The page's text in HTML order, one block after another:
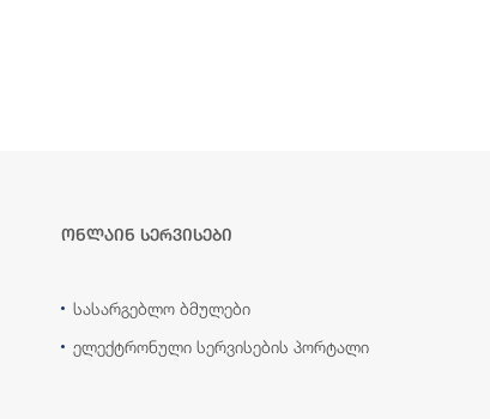
ონლაინ სერვისები
სასარგებლო ბმულები
ელექტრონული სერვისების პორტალი